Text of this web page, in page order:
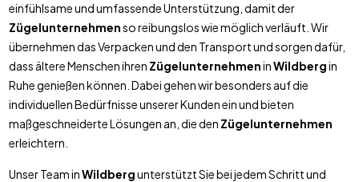
einfühlsame und umfassende Unterstützung, damit der
Zügelunternehmenso reibungslos wie möglich verläuft. Wir
übernehmen das Verpacken und den Transport und sorgen dafür,
dass ältere Menschen ihren ZügelunternehmeninWildbergin
Ruhe genießen können. Dabei gehen wir besonders auf die
individuellen Bedürfnisse unserer Kunden ein und bieten
maßgeschneiderte Lösungen an, die den Zügelunternehmen
erleichtern.
Unser Team inWildbergunterstützt Sie bei jedem Schritt und